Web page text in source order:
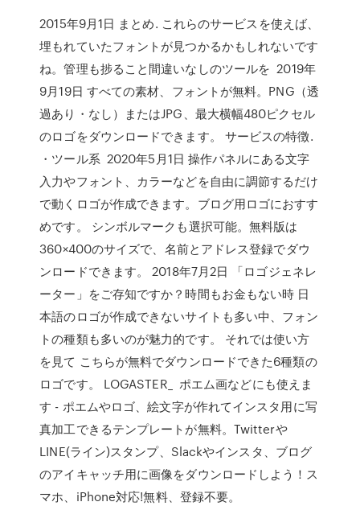
2015年9月1日 まとめ. これらのサービスを使えば、
埋もれていたフォントが見つかるかもしれないです
ね。管理も捗ること間違いなしのツールを 2019年
9月19日 すべての素材、フォントが無料。PNG（透
過あり・なし）またはJPG、最大横幅480ピクセル
のロゴをダウンロードできます。 サービスの特徴.
・ツール系 2020年5月1日 操作パネルにある文字
入力やフォント、カラーなどを自由に調節するだけ
で動くロゴが作成できます。ブログ用ロゴにおすす
めです。 シンボルマークも選択可能。無料版は
360×400のサイズで、名前とアドレス登録でダウ
ンロードできます。 2018年7月2日 「ロゴジェネレ
ーター」をご存知ですか？時間もお金もない時 日
本語のロゴが作成できないサイトも多い中、フォン
トの種類も多いのが魅力的です。 それでは使い方
を見て こちらが無料でダウンロードできた6種類の
ロゴです。 LOGASTER_ ポエム画などにも使えま
す - ポエムやロゴ、絵文字が作れてインスタ用に写
真加工できるテンプレートが無料。Twitterや
LINE(ライン)スタンプ、Slackやインスタ、ブログ
のアイキャッチ用に画像をダウンロードしよう！ス
マホ、iPhone対応!無料、登録不要。